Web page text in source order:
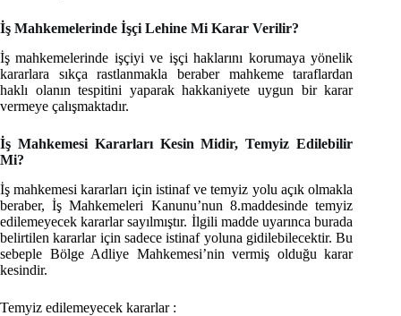
İş Mahkemelerinde İşçi Lehine Mi Karar Verilir?
İş mahkemelerinde işçiyi ve işçi haklarını korumaya yönelik
kararlara sıkça rastlanmakla beraber mahkeme taraflardan
haklı olanın tespitini yaparak hakkaniyete uygun bir karar
vermeye çalışmaktadır.
İş Mahkemesi Kararları Kesin Midir, Temyiz Edilebilir
Mi?
İş mahkemesi kararları için istinaf ve temyiz yolu açık olmakla
beraber, İş Mahkemeleri Kanunu’nun 8.maddesinde temyiz
edilemeyecek kararlar sayılmıştır. İlgili madde uyarınca burada
belirtilen kararlar için sadece istinaf yoluna gidilebilecektir. Bu
sebeple Bölge Adliye Mahkemesi’nin vermiş olduğu karar
kesindir.
Temyiz edilemeyecek kararlar :